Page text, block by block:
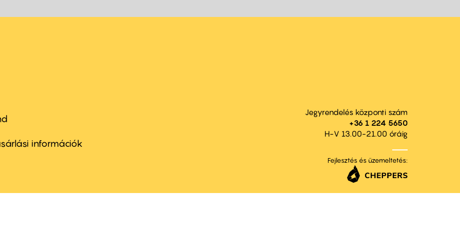
információk
Jegyrendelés központi szám
+36 1 224 5650
H-V 13.00-21.00 óráig
Fejlesztés és üzemeltetés: